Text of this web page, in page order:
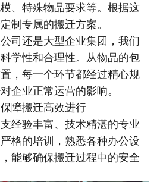
、特殊物品要求等。根据这
制专属的搬迁方案。
还是大型企业集团，我们
学性和合理性。从物品的包
，每一个环节都经过精心规
企业正常运营的影响。
障搬迁高效进行
验丰富、技术精湛的专业
格的培训，熟悉各种办公设
能够确保搬迁过程中的安全